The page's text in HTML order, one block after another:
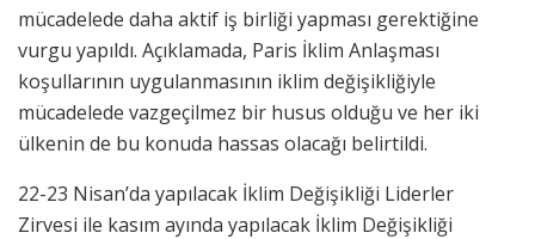
mücadelede daha aktif iş birliği yapması gerektiğine
vurgu yapıldı. Açıklamada, Paris İklim Anlaşması
koşullarının uygulanmasının iklim değişikliğiyle
mücadelede vazgeçilmez bir husus olduğu ve her iki
ülkenin de bu konuda hassas olacağı belirtildi.
22-23 Nisan’da yapılacak İklim Değişikliği Liderler
Zirvesi ile kasım ayında yapılacak İklim Değişikliği